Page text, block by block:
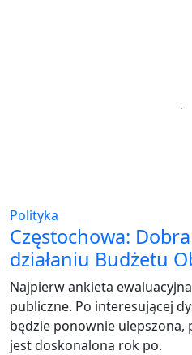
Polityka
Częstochowa:
działaniu Budżetu
Najpierw ankieta
publiczne. Po interesującej
będzie ponownie ulepszona,
jest doskonalona rok po.